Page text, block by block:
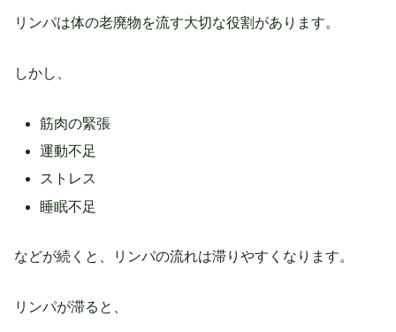
リンパは体の老廃物を流す大切な役割があります。
しかし、
筋肉の緊張
運動不足
ストレス
睡眠不足
などが続くと、リンパの流れは滞りやすくなります。
リンパが滞ると、